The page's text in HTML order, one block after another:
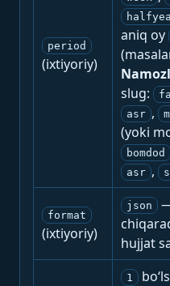
period
(ixtiyoriy)
aniq oy
slug:
asr ,
(yoki
bomdod
asr ,
format
(ixtiyoriy)
json
hujjat
1